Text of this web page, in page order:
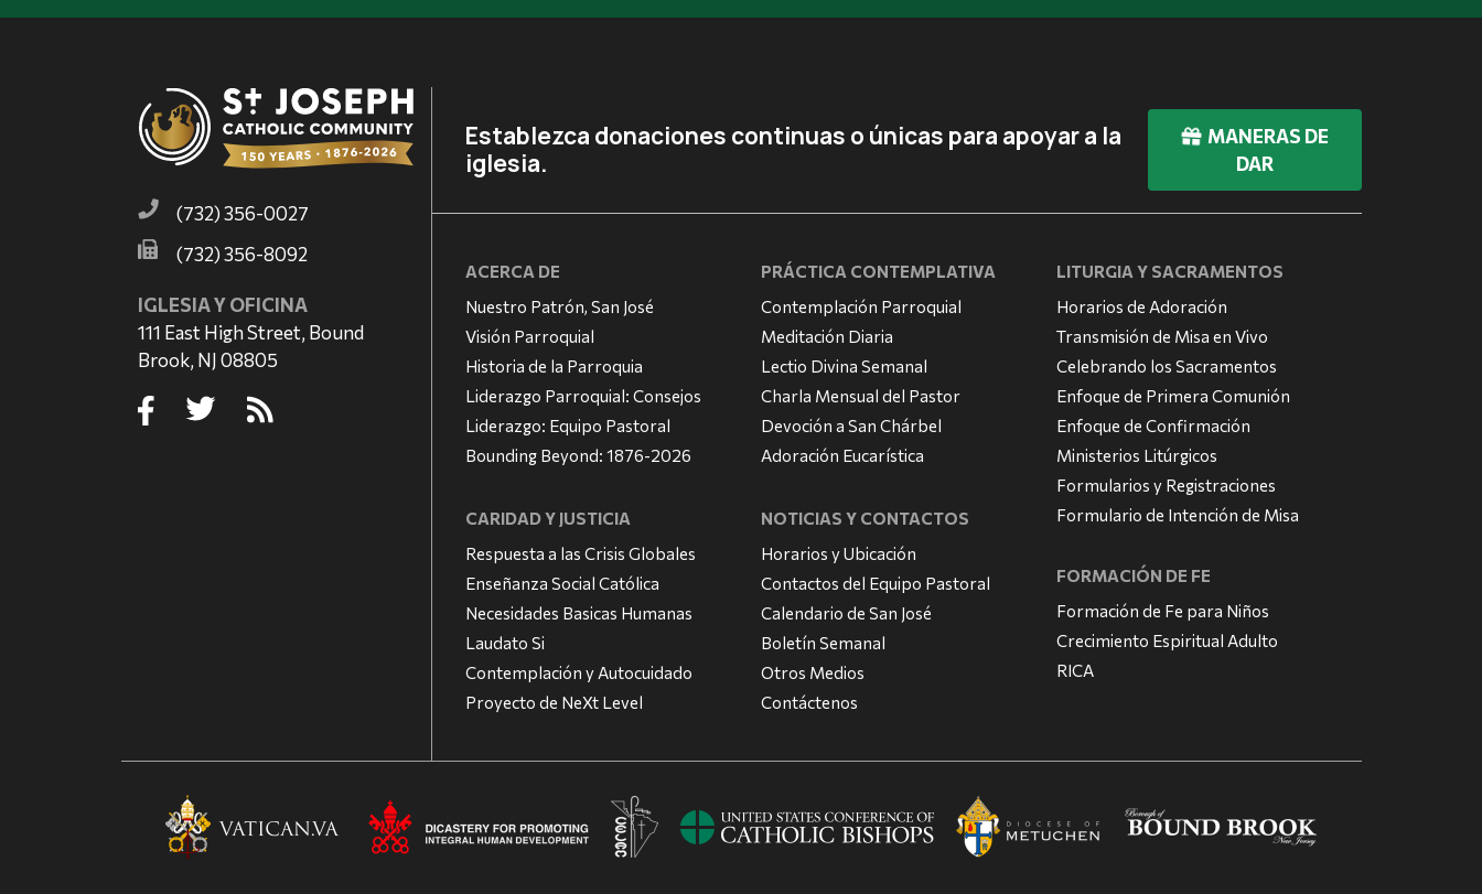
(732) 356-0027
(732) 356-8092
IGLESIA Y OFICINA
111 East High Street, Bound
Brook, NJ 08805
Establezca donaciones continuas o únicas para apoyar a la
iglesia.
MANERAS DE
DAR
ACERCA DE
Nuestro Patrón, San José
Visión Parroquial
Historia de la Parroquia
Liderazgo Parroquial: Consejos
Liderazgo: Equipo Pastoral
Bounding Beyond: 1876-2026
PRÁCTICA CONTEMPLATIVA
Contemplación Parroquial
Meditación Diaria
Lectio Divina Semanal
Charla Mensual del Pastor
Devoción a San Chárbel
Adoración Eucarística
LITURGIA Y SACRAMENTOS
Horarios de Adoración
Transmisión de Misa en Vivo
Celebrando los Sacramentos
Enfoque de Primera Comunión
Enfoque de Confirmación
Ministerios Litúrgicos
Formularios y Registraciones
Formulario de Intención de Misa
CARIDAD Y JUSTICIA
Respuesta a las Crisis Globales
Enseñanza Social Católica
Necesidades Basicas Humanas
Laudato Si
Contemplación y Autocuidado
Proyecto de NeXt Level
NOTICIAS Y CONTACTOS
Horarios y Ubicación
Contactos del Equipo Pastoral
Calendario de San José
Boletín Semanal
Otros Medios
Contáctenos
FORMACIÓN DE FE
Formación de Fe para Niños
Crecimiento Espiritual Adulto
RICA